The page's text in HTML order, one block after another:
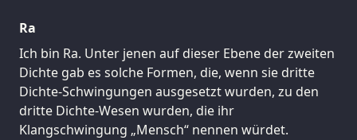
Ra
Ich bin Ra. Unter jenen auf dieser Ebene der zweiten
Dichte gab es solche Formen, die, wenn sie dritte
Dichte-Schwingungen ausgesetzt wurden, zu den
dritte Dichte-Wesen wurden, die ihr
Klangschwingung „Mensch“ nennen würdet.